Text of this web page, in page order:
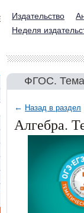
Издательство
Неделя
ФГОС.
← Назад в раздел
Алгебра.